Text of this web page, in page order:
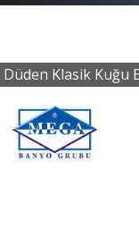
Düden Klasik Kuğu